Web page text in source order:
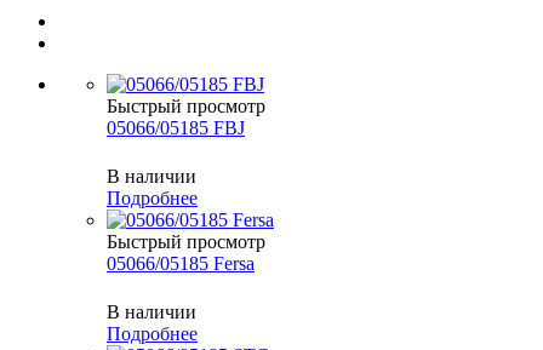
Быстрый просмотр
05066/05185 FBJ
В наличии
Подробнее
Быстрый просмотр
05066/05185 Fersa
В наличии
Подробнее